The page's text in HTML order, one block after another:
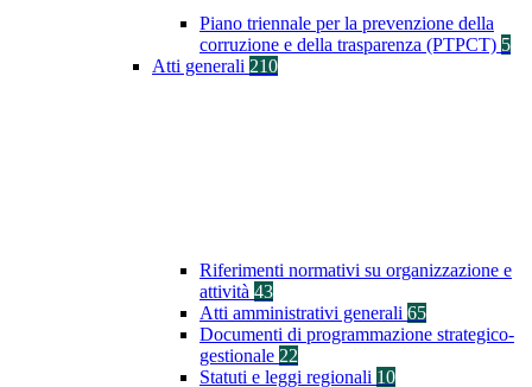
Piano triennale per la prevenzione della
corruzione e della trasparenza (PTPCT) 5
Atti generali 210
Riferimenti normativi su organizzazione e
attività 43
Atti amministrativi generali 65
Documenti di programmazione strategico-
gestionale 22
Statuti e leggi regionali 10